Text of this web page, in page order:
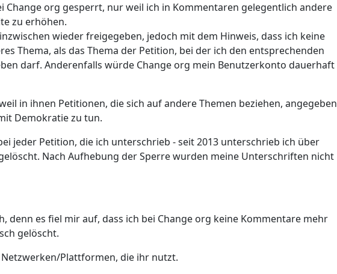
Change org gesperrt, nur weil ich in Kommentaren gelegentlich andere
zu erhöhen.
wieder freigegeben, jedoch mit dem Hinweis, dass ich keine
Thema, als das Thema der Petition, bei der ich den entsprechenden
darf. Anderenfalls würde Change org mein Benutzerkonto dauerhaft
in ihnen Petitionen, die sich auf andere Themen beziehen, angegeben
Demokratie zu tun.
jeder Petition, die ich unterschrieb - seit 2013 unterschrieb ich über
Nach Aufhebung der Sperre wurden meine Unterschriften nicht
denn es fiel mir auf, dass ich bei Change org keine Kommentare mehr
gelöscht.
Plattformen, die ihr nutzt.